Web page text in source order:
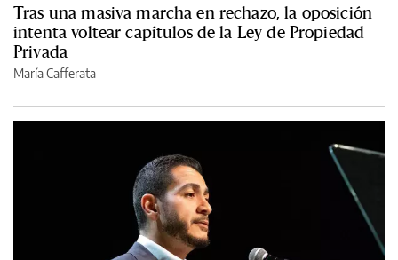
Tras una masiva marcha en rechazo, la oposición
intenta voltear capítulos de la Ley de Propiedad
Privada
María Cafferata